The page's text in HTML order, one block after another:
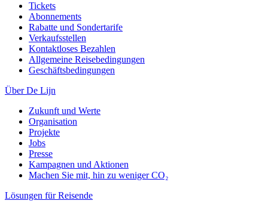
Tickets
Abonnements
Rabatte und Sondertarife
Verkaufsstellen
Kontaktloses Bezahlen
Allgemeine Reisebedingungen
Geschäftsbedingungen
Über De Lijn
Zukunft und Werte
Organisation
Projekte
Jobs
Presse
Kampagnen und Aktionen
Machen Sie mit, hin zu weniger CO₂
Lösungen für Reisende